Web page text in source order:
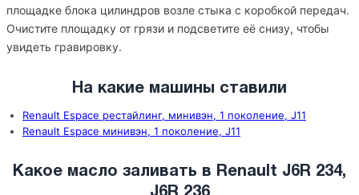
площадке блока цилиндров возле стыка с коробкой передач.
Очистите площадку от грязи и подсветите её снизу, чтобы
увидеть гравировку.
На какие машины ставили
Renault Espace рестайлинг, минивэн, 1 поколение, J11
Renault Espace минивэн, 1 поколение, J11
Какое масло заливать в Renault J6R 234,